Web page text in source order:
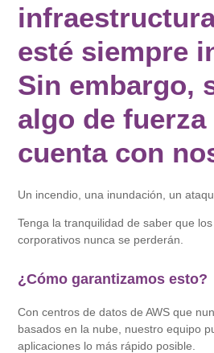
esté siempre
Sin embargo,
algo de fuerza
cuenta con
Un incendio, una inundación, un
Tenga la tranquilidad de saber que
corporativos nunca se perderán.
¿Cómo garantizamos esto?
Con centros de datos de AWS que
basados ​​en la nube, nuestro equipo
aplicaciones lo más rápido posible.